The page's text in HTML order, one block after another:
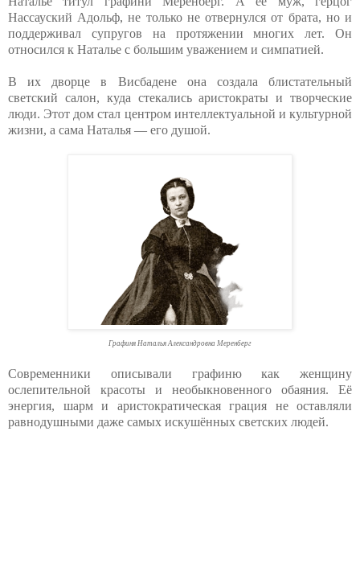
Нассауский Адольф, не только не отвернулся от брата, но и
поддерживал супругов на протяжении многих лет. Он
относился к Наталье с большим уважением и симпатией.
В их дворце в Висбадене она создала блистательный
светский салон, куда стекались аристократы и творческие
люди. Этот дом стал центром интеллектуальной и культурной
жизни, а сама Наталья — его душой.
Графиня Наталья Александровна Меренберг
Современники описывали графиню как женщину
ослепительной красоты и необыкновенного обаяния. Её
энергия, шарм и аристократическая грация не оставляли
равнодушными даже самых искушённых светских людей.